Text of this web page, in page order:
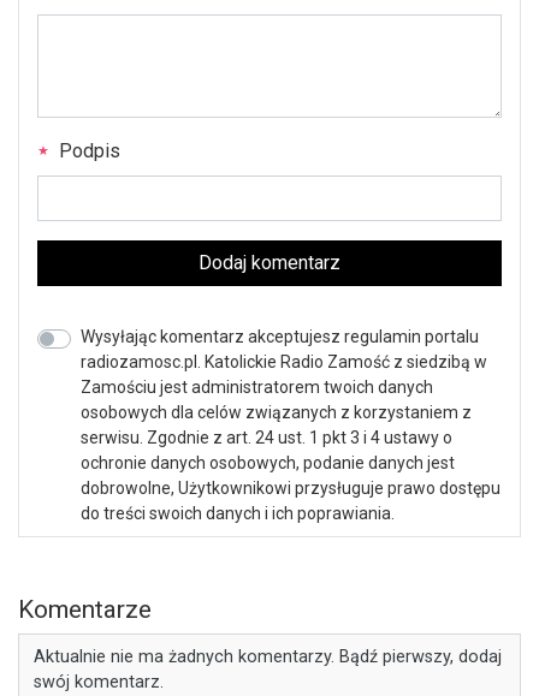
Podpis
Dodaj komentarz
Wysyłając komentarz akceptujesz regulamin portalu
radiozamosc.pl. Katolickie Radio Zamość z siedzibą w
Zamościu jest administratorem twoich danych
osobowych dla celów związanych z korzystaniem z
serwisu. Zgodnie z art. 24 ust. 1 pkt 3 i 4 ustawy o
ochronie danych osobowych, podanie danych jest
dobrowolne, Użytkownikowi przysługuje prawo dostępu
do treści swoich danych i ich poprawiania.
Komentarze
Aktualnie nie ma żadnych komentarzy. Bądź pierwszy, dodaj
swój komentarz.